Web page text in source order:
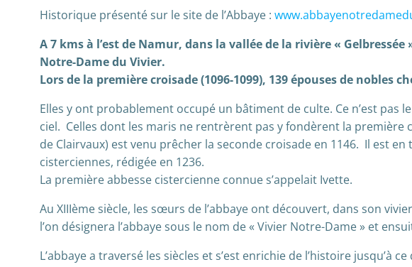
Historique présenté sur le site de l’Abbaye :
A 7 kms à l’est de Namur, dans la vallée de la rivière «
Notre-Dame du Vivier.
Lors de la première croisade (1096-1099), 139 épouses de
Elles y ont probablement occupé un bâtiment de culte. Ce n’est
ciel. Celles dont les maris ne rentrèrent pas y fondèrent la première
de Clairvaux) est venu prêcher la seconde croisade en 1146. Il est
cisterciennes, rédigée en 1236.
La première abbesse cistercienne connue s’appelait Ivette.
Au XIIIème siècle, les sœurs de l’abbaye ont découvert, dans son
l’on désignera l’abbaye sous le nom de « Vivier Notre-Dame » et
L’abbaye a traversé les siècles et s’est enrichie de l’histoire